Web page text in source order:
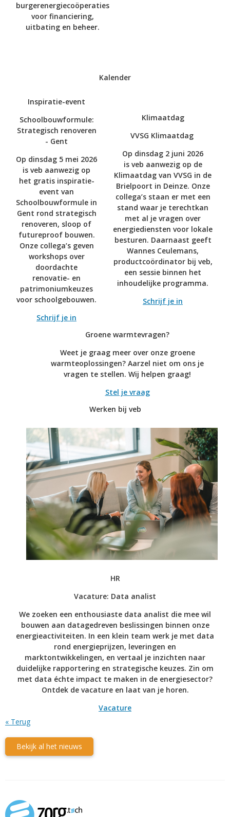
burgerenergiecoöperaties
voor financiering,
uitbating en beheer.
Kalender
Inspiratie-event
Schoolbouwformule:
Strategisch renoveren
- Gent
Op dinsdag 5 mei 2026
is veb aanwezig op
het gratis inspiratie-
event van
Schoolbouwformule in
Gent rond strategisch
renoveren, sloop of
futureproof bouwen.
Onze collega’s geven
workshops over
doordachte
renovatie- en
patrimoniumkeuzes
voor schoolgebouwen.
Schrijf je in
Klimaatdag
VVSG Klimaatdag
Op dinsdag 2 juni 2026
is veb aanwezig op de
Klimaatdag van VVSG in de
Brielpoort in Deinze. Onze
collega’s staan er met een
stand waar je terechtkan
met al je vragen over
energiediensten voor lokale
besturen. Daarnaast geeft
Wannes Ceulemans,
productcoördinator bij veb,
een sessie binnen het
inhoudelijke programma.
Schrijf je in
Groene warmtevragen?
Weet je graag meer over onze groene
warmteoplossingen? Aarzel niet om ons je
vragen te stellen. Wij helpen graag!
Stel je vraag
Werken bij veb
HR
Vacature: Data analist
We zoeken een enthousiaste data analist die mee wil
bouwen aan datagedreven beslissingen binnen onze
energieactiviteiten. In een klein team werk je met data
rond energieprijzen, leveringen en
marktontwikkelingen, en vertaal je inzichten naar
duidelijke rapportering en strategische keuzes. Zin om
met data échte impact te maken in de energiesector?
Ontdek de vacature en laat van je horen.
Vacature
« Terug
Bekijk al het nieuws